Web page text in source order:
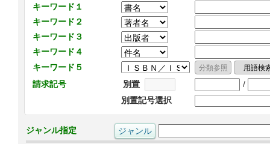
キーワード１
キーワード２
キーワード３
キーワード４
キーワード５
請求記号
別置
/
別置記号選択
ジャンル指定